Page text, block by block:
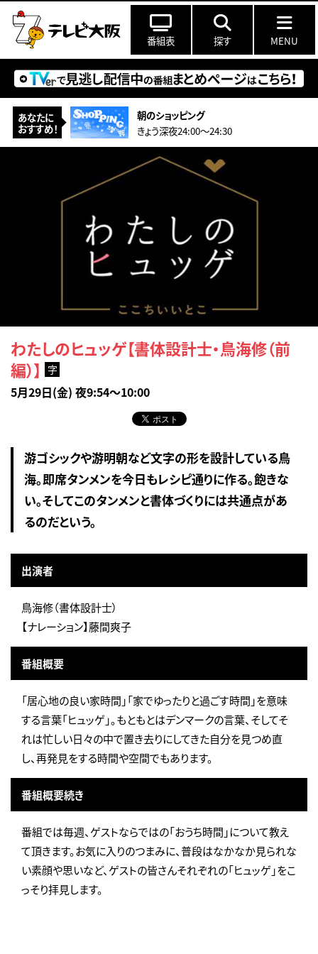
番組表 探す MENU
あなたに
おすすめ！
朝のショッピング
きょう深夜24:00〜24:30
わたしのヒュッゲ【書体設計士・鳥海修（前
編）】
字
5月29日(金) 夜9:54～10:00
游ゴシックや游明朝など文字の形を設計している鳥
海。即席タンメンを今日もレシピ通りに作る。飽きな
い。そしてこのタンメンと書体づくりには共通点があ
るのだという。
出演者
鳥海修（書体設計士）
【ナレーション】藤間爽子
番組概要
「居心地の良い家時間」「家でゆったりと過ごす時間」を意味
する言葉「ヒュッゲ」。もともとはデンマークの言葉、そしてそ
れは忙しい日々の中で置き去りにしてきた自分を見つめ直
し、再発見をする時間や空間でもあります。
番組概要続き
番組では毎週、ゲストならではの「おうち時間」について教え
て頂きます。お気に入りのつまみに、普段はなかなか見られな
い素顔や思いなど、ゲストの皆さんそれぞれの「ヒュッゲ」をこ
っそり拝見します。